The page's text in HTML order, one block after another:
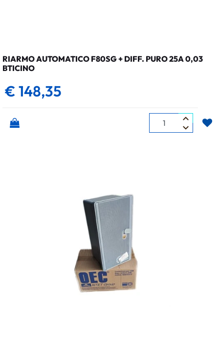
RIARMO AUTOMATICO F80SG + DIFF. PURO 25A 0,03
BTICINO
€ 148,35
Quantità